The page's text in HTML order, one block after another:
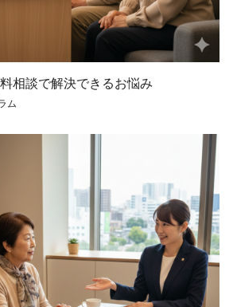
相談で解決できるお悩み
ム